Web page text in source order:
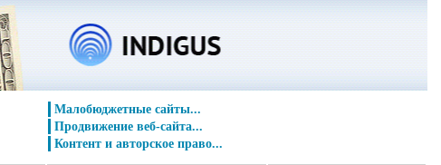
Малобюджетные сайты...
Продвижение веб-сайта...
Контент и авторское право...